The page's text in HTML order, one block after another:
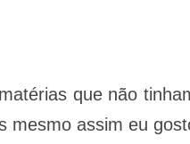
que não
mesmo assim eu